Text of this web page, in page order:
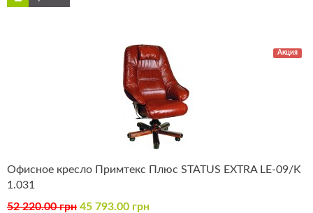
Акция
Офисное кресло Примтекс Плюс STATUS EXTRA LE-09/K
1.031
52 220.00 грн 45 793.00 грн